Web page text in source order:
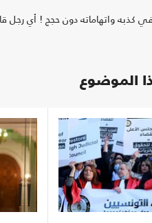
كذبه واتهاماته دون حجج ! أي رجل
الموضوع